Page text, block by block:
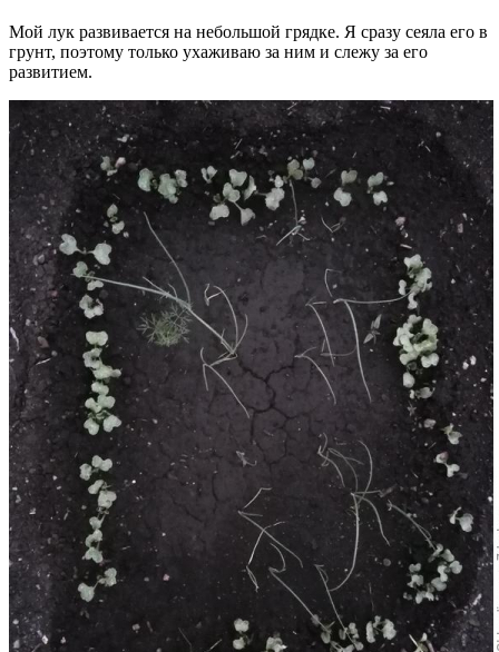
Мой лук развивается на небольшой грядке. Я сразу сеяла его в
грунт, поэтому только ухаживаю за ним и слежу за его
развитием.